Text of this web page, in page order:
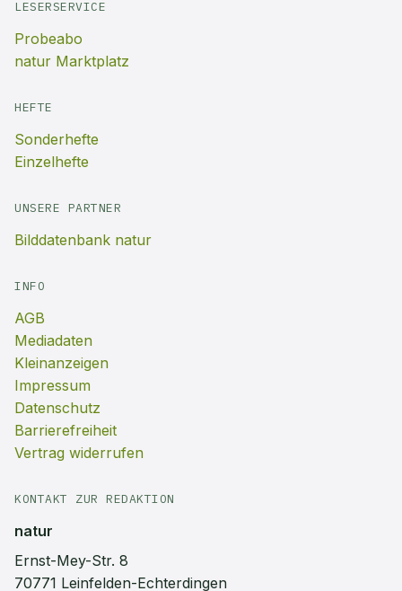
LESERSERVICE
Probeabo
natur Marktplatz
HEFTE
Sonderhefte
Einzelhefte
UNSERE PARTNER
Bilddatenbank natur
INFO
AGB
Mediadaten
Kleinanzeigen
Impressum
Datenschutz
Barrierefreiheit
Vertrag widerrufen
KONTAKT ZUR REDAKTION
natur
Ernst-Mey-Str. 8
70771 Leinfelden-Echterdingen